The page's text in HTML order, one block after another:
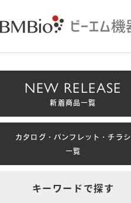
NEW RELEASE
新着商品一覧
カタログ・パンフレット・チラシ
一覧
キーワードで探す